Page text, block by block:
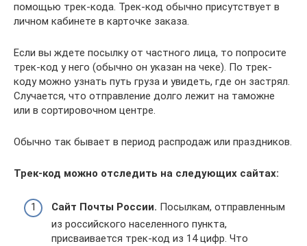
помощью трек-кода. Трек-код обычно присутствует в
личном кабинете в карточке заказа.
Если вы ждете посылку от частного лица, то попросите
трек-код у него (обычно он указан на чеке). По трек-
коду можно узнать путь груза и увидеть, где он застрял.
Случается, что отправление долго лежит на таможне
или в сортировочном центре.
Обычно так бывает в период распродаж или праздников.
Трек-код можно отследить на следующих сайтах:
Сайт Почты России. Посылкам, отправленным
из российского населенного пункта,
присваивается трек-код из 14 цифр. Что